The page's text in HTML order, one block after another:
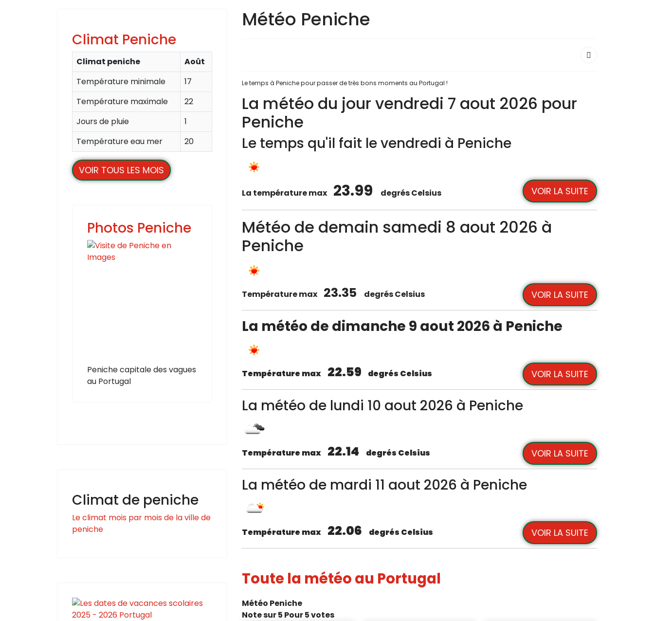
Climat Peniche
Climat peniche
Août
Température minimale
17
Température maximale
22
Jours de pluie
1
Température eau mer
20
VOIR TOUS LES MOIS
Photos Peniche
Peniche capitale des vagues
au Portugal
Climat de peniche
Le climat mois par mois de la ville de
peniche
Météo Peniche
Le temps à Peniche pour passer de très bons moments au Portugal !
La météo du jour vendredi 7 aout 2026 pour
Peniche
Le temps qu'il fait le vendredi à Peniche
La température max 23.99 degrés Celsius VOIR LA SUITE
Météo de demain samedi 8 aout 2026 à
Peniche
Température max 23.35 degrés Celsius VOIR LA SUITE
La météo de dimanche 9 aout 2026 à Peniche
Température max 22.59 degrés Celsius VOIR LA SUITE
La météo de lundi 10 aout 2026 à Peniche
Température max 22.14 degrés Celsius VOIR LA SUITE
La météo de mardi 11 aout 2026 à Peniche
Température max 22.06 degrés Celsius VOIR LA SUITE
Toute la météo au Portugal
Météo Peniche
Notesur5 Pour5 votes